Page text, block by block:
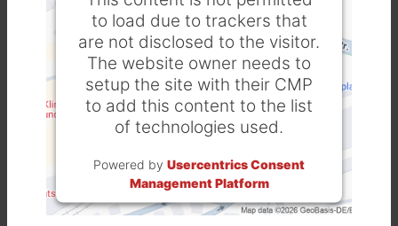
to load due to trackers that
are not disclosed to the visitor.
The website owner needs to
setup the site with their CMP
to add this content to the list
of technologies used.
Powered by Usercentrics Consent
Management Platform